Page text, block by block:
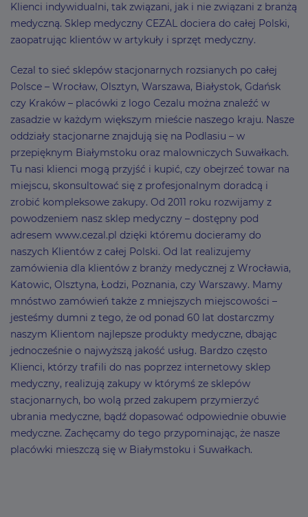
Klienci indywidualni, tak związani, jak i nie związani z branżą
medyczną. Sklep medyczny CEZAL dociera do całej Polski,
zaopatrując klientów w artykuły i sprzęt medyczny.
Cezal to sieć sklepów stacjonarnych rozsianych po całej
Polsce – Wrocław, Olsztyn, Warszawa, Białystok, Gdańsk
czy Kraków – placówki z logo Cezalu można znaleźć w
zasadzie w każdym większym mieście naszego kraju. Nasze
oddziały stacjonarne znajdują się na Podlasiu – w
przepięknym Białymstoku oraz malowniczych Suwałkach.
Tu nasi klienci mogą przyjść i kupić, czy obejrzeć towar na
miejscu, skonsultować się z profesjonalnym doradcą i
zrobić kompleksowe zakupy. Od 2011 roku rozwijamy z
powodzeniem nasz sklep medyczny – dostępny pod
adresem www.cezal.pl dzięki któremu docieramy do
naszych Klientów z całej Polski. Od lat realizujemy
zamówienia dla klientów z branży medycznej z Wrocławia,
Katowic, Olsztyna, Łodzi, Poznania, czy Warszawy. Mamy
mnóstwo zamówień także z mniejszych miejscowości –
jesteśmy dumni z tego, że od ponad 60 lat dostarczmy
naszym Klientom najlepsze produkty medyczne, dbając
jednocześnie o najwyższą jakość usług. Bardzo często
Klienci, którzy trafili do nas poprzez internetowy sklep
medyczny, realizują zakupy w którymś ze sklepów
stacjonarnych, bo wolą przed zakupem przymierzyć
ubrania medyczne, bądź dopasować odpowiednie obuwie
medyczne. Zachęcamy do tego przypominając, że nasze
placówki mieszczą się w Białymstoku i Suwałkach.